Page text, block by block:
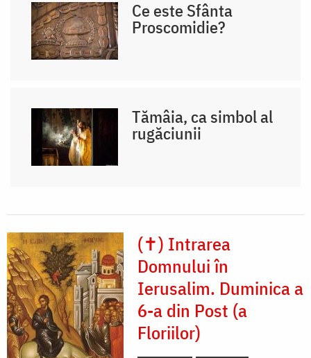
Ce este Sfânta
Proscomidie?
Tămâia, ca simbol al
rugăciunii
(✝) Intrarea
Domnului în
Ierusalim. Duminica a
6-a din Post (a
Floriilor)